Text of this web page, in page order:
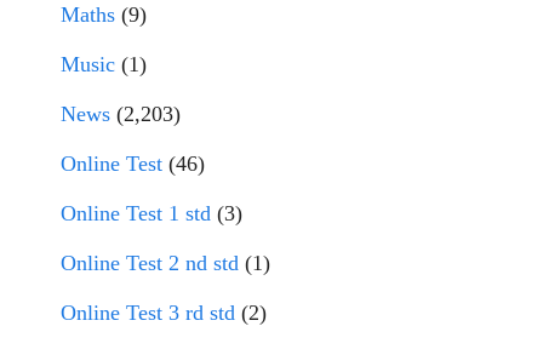
Maths (9)
Music (1)
News (2,203)
Online Test (46)
Online Test 1 std (3)
Online Test 2 nd std (1)
Online Test 3 rd std (2)